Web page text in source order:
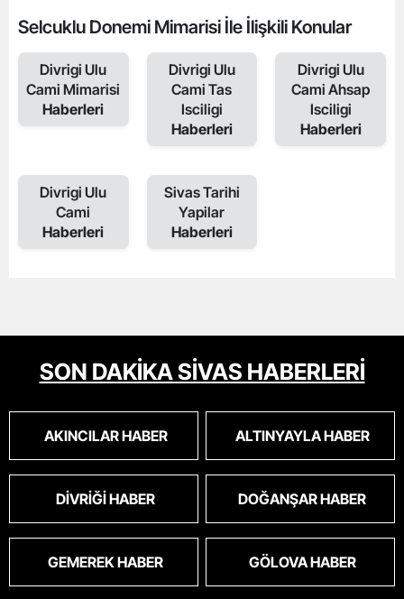
Selcuklu Donemi Mimarisi İle İlişkili Konular
Divrigi Ulu
Cami Mimarisi
Haberleri
Divrigi Ulu
Cami Tas
Isciligi
Haberleri
Divrigi Ulu
Cami Ahsap
Isciligi
Haberleri
Divrigi Ulu
Cami
Haberleri
Sivas Tarihi
Yapilar
Haberleri
SON DAKİKA SİVAS HABERLERİ
AKINCILAR HABER ALTINYAYLA HABER
DIVRIĞI HABER DOĞANŞAR HABER
GEMEREK HABER GÖLOVA HABER